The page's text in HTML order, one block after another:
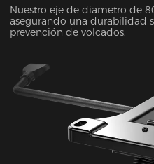
Nuestro eje de diametro de
asegurando una durabilidad
prevención de volcados.